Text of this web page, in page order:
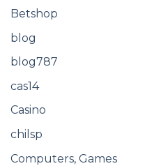
Betshop
blog
blog787
cas14
Casino
chilsp
Computers, Games